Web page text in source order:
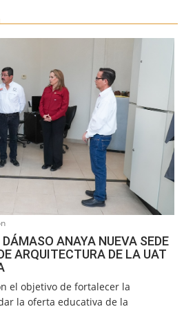
ANAYA NUEVA SEDE
ARQUITECTURA DE LA UAT
el objetivo de fortalecer la
la oferta educativa de la